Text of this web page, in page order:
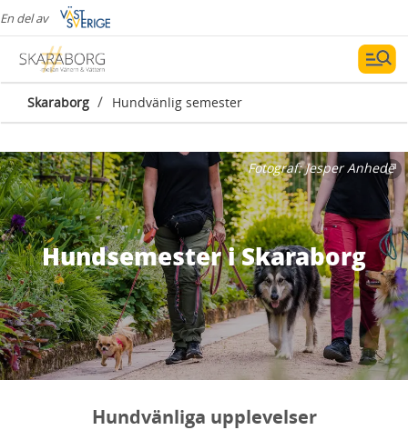
En del av
Skaraborg / Hundvänlig semester
Hundsemester i Skaraborg
Fotograf:Jesper Anhede
Hundvänliga upplevelser